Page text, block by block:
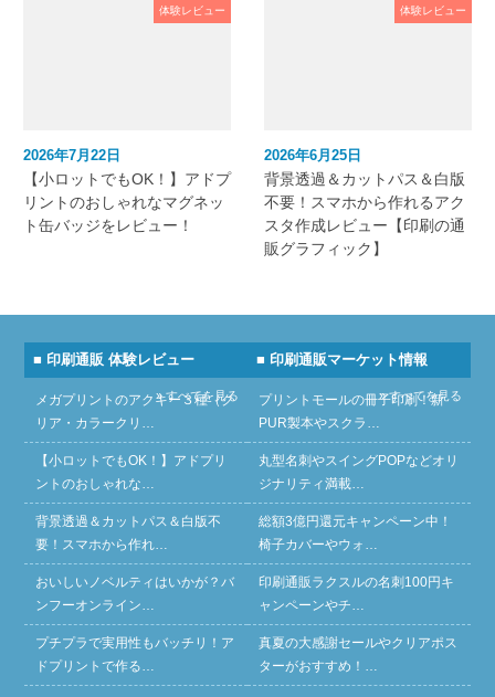
体験レビュー
2026年7月22日
【小ロットでもOK！】アドプ
リントのおしゃれなマグネッ
ト缶バッジをレビュー！
体験レビュー
2026年6月25日
背景透過＆カットパス＆白版
不要！スマホから作れるアク
スタ作成レビュー【印刷の通
販グラフィック】
■ 印刷通販 体験レビュー
» すべてを見る
メガプリントのアクキー３種（ク
リア・カラークリ…
【小ロットでもOK！】アドプリ
ントのおしゃれな…
背景透過＆カットパス＆白版不
要！スマホから作れ…
おいしいノベルティはいかが？バ
ンフーオンライン…
プチプラで実用性もバッチリ！ア
ドプリントで作る…
■ 印刷通販マーケット情報
» すべてを見る
プリントモールの冊子印刷！新
PUR製本やスクラ…
丸型名刺やスイングPOPなどオリ
ジナリティ満載…
総額3億円還元キャンペーン中！
椅子カバーやウォ…
印刷通販ラクスルの名刺100円キ
ャンペーンやチ…
真夏の大感謝セールやクリアポス
ターがおすすめ！…